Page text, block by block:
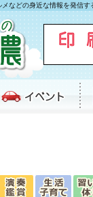
などの身近な情報を発信す